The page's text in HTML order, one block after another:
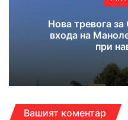
Нова тревога
входа на
при
Вашият коментар